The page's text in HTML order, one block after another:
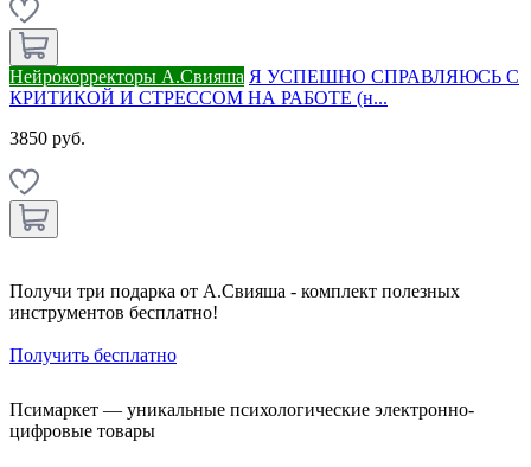
Нейрокорректоры А.Свияша Я УСПЕШНО СПРАВЛЯЮСЬ С
КРИТИКОЙ И СТРЕССОМ НА РАБОТЕ (н...
3850 руб.
Получи три подарка от А.Свияша - комплект полезных
инструментов бесплатно!
Получить бесплатно
Псимаркет — уникальные психологические электронно-
цифровые товары